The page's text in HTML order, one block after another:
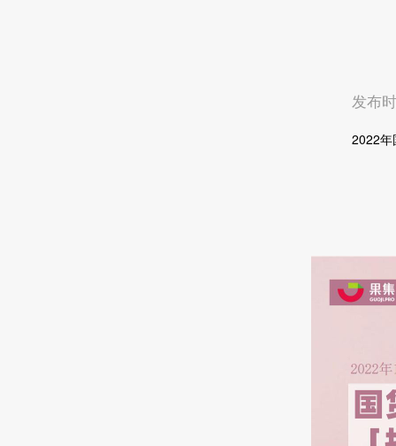
发布
2022年